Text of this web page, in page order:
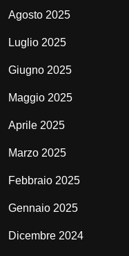
Agosto 2025
Luglio 2025
Giugno 2025
Maggio 2025
Aprile 2025
Marzo 2025
Febbraio 2025
Gennaio 2025
Dicembre 2024